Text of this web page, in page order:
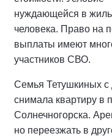
нуждающейся в
человека. Право на
выплаты имеют
участников СВО.
Семья Тетушкиных с
снимала квартиру в
Солнечногорска.
но переезжать в